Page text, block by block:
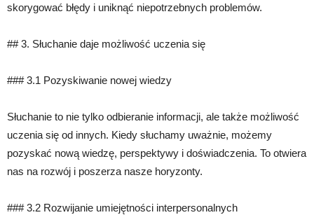
skorygować błędy i uniknąć niepotrzebnych problemów.
## 3. Słuchanie daje możliwość uczenia się
### 3.1 Pozyskiwanie nowej wiedzy
Słuchanie to nie tylko odbieranie informacji, ale także możliwość
uczenia się od innych. Kiedy słuchamy uważnie, możemy
pozyskać nową wiedzę, perspektywy i doświadczenia. To otwiera
nas na rozwój i poszerza nasze horyzonty.
### 3.2 Rozwijanie umiejętności interpersonalnych